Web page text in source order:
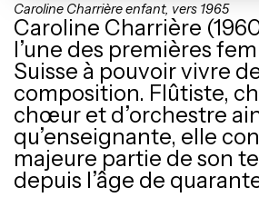
Caroline Charrière enfant, vers 1965
Caroline Charrière
l’une des premières
Suisse à pouvoir vivre
composition. Flûtiste,
chœur et d’orchestre
qu’enseignante, elle
majeure partie de son
depuis l’âge de